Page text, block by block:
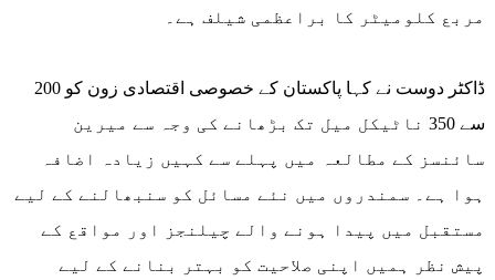
مربع کلومیٹر کا براعظمی شیلف ہے۔
ڈاکٹر دوست نے کہا پاکستان کے خصوصی اقتصادی زون کو 200
سے 350 ناٹیکل میل تک بڑھانے کی وجہ سے میرین
سائنسز کے مطالعہ میں پہلے سے کہیں زیادہ اضافہ
ہوا ہے۔ سمندروں میں نئے مسائل کو سنبھالنے کے لیے
مستقبل میں پیدا ہونے والے چیلنجز اور مواقع کے
پیش نظر ہمیں اپنی صلاحیت کو بہتر بنانے کے لیے